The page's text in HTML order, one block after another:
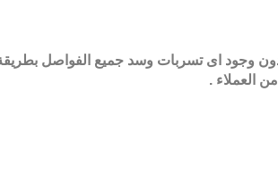
وجود اى تسربات وسد جميع الفواصل
العملاء .